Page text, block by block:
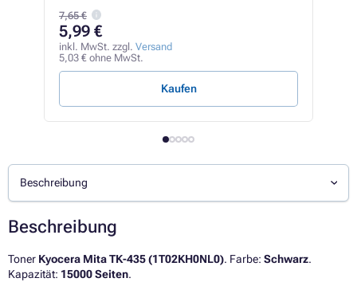
7,65 €
5,99 €
inkl. MwSt. zzgl. Versand
5,03 € ohne MwSt.
Kaufen
Beschreibung
Beschreibung
Toner Kyocera Mita TK-435 (1T02KH0NL0). Farbe: Schwarz.
Kapazität: 15000 Seiten.